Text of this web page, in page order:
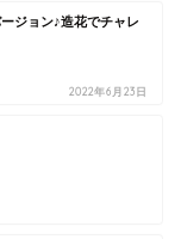
ジョン♪造花でチャレ
2022年6月23日